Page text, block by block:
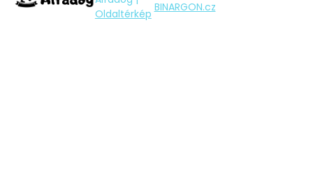
Oldaltérkép
BINARGON.cz